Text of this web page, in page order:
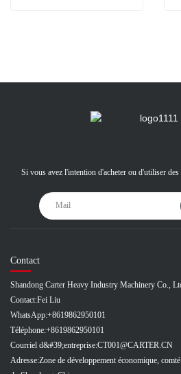
Si vous avez l'intention d'acheter ou d'utiliser
Contact
Shandong Carter Heavy Industry Machinery Co.,
Contact:Fei Liu
WhatsApp:+8619862950101
Téléphone:+8619862950101
Courriel d&#39;entreprise:CT001@CARTER.CN
Adresse:Zone de développement économique,